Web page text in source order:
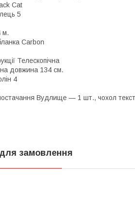
Cat
5
м.
Carbon
Телескопічна
довжина 134 см.
4
Вудлище — 1 шт., чохол
замовлення